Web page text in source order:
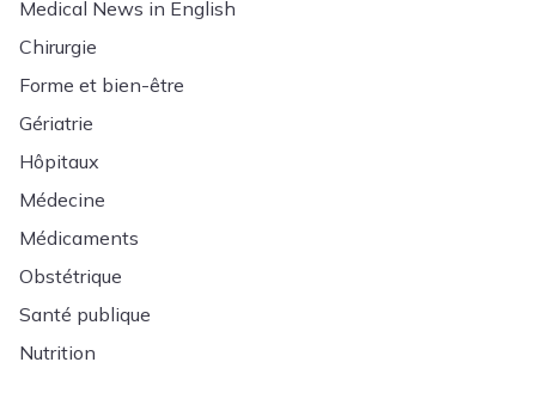
Medical News in English
Chirurgie
Forme et bien-être
Gériatrie
Hôpitaux
Médecine
Médicaments
Obstétrique
Santé publique
Nutrition